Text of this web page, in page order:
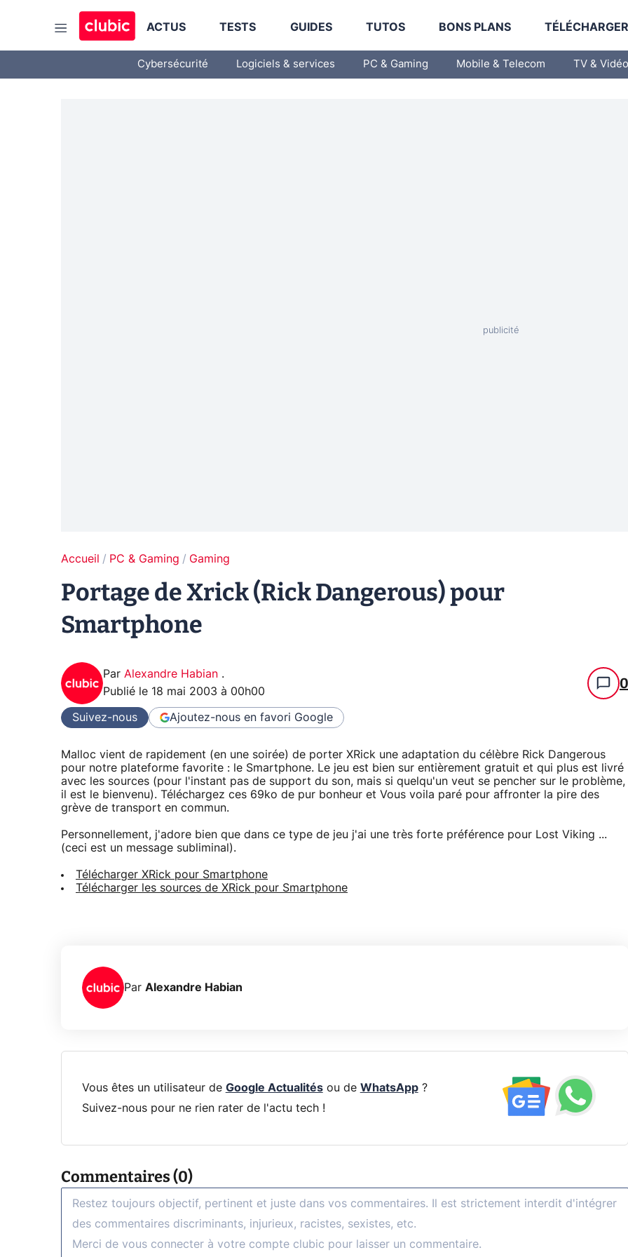
ACTUS TESTS GUIDES TUTOS BONS PLANS
Cybersécurité Logiciels & services PC & Gaming Mobile & Telecom TV & Vidéo
Accueil PC & Gaming Gaming
Portage de Xrick (Rick Dangerous) pour
Smartphone
Par Alexandre Habian .
Publié le 18 mai 2003 à 00h00 0
Suivez-nous Ajoutez-nous en favori Google
Malloc vient de rapidement (en une soirée) de porter XRick une adaptation du célèbre Rick Dangerous
pour notre plateforme favorite : le Smartphone. Le jeu est bien sur entièrement gratuit et qui plus est livré
avec les sources (pour l'instant pas de support du son, mais si quelqu'un veut se pencher sur le problème,
il est le bienvenu). Téléchargez ces 69ko de pur bonheur et Vous voila paré pour affronter la pire des
grève de transport en commun.
Personnellement, j'adore bien que dans ce type de jeu j'ai une très forte préférence pour Lost Viking ...
(ceci est un message subliminal).
Télécharger XRick pour Smartphone
Télécharger les sources de XRick pour Smartphone
Par Alexandre Habian
Vous êtes un utilisateur de Google Actualitésou de WhatsApp?
Suivez-nous pour ne rien rater de l'actu tech !
Commentaires (0)